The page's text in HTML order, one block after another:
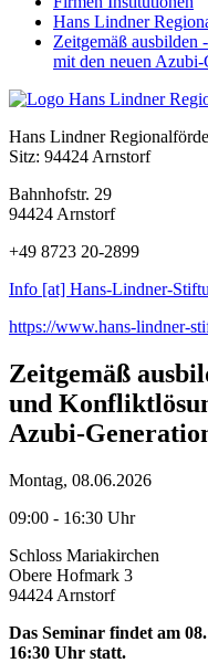
Hans Lindner
Zeitgemäß
mit den neuen Azubi-
Hans Lindner
Sitz: 94424 Arnstorf
Bahnhofstr. 29
94424 Arnstorf
+49 8723 20-2899
Info [at] Hans-Lindner-
https://www.hans-lindner-
Zeitgemäß
und
Azubi-
Montag, 08.06.2026
09:00 - 16:30 Uhr
Schloss Mariakirchen
Obere Hofmark 3
94424 Arnstorf
Das Seminar findet am
16:30 Uhr statt.